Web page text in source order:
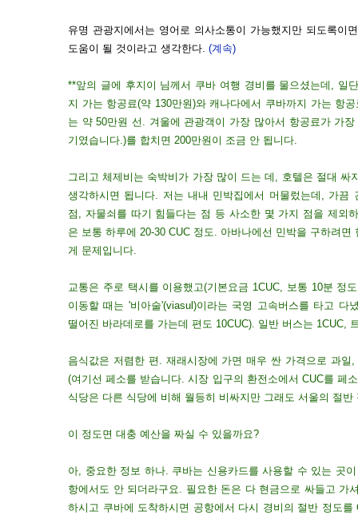
유명 관광지에서는 영어로 의사소통이 가능했지만 되도록이
도움이 될 것이라고 생각한다. (계속)
**앞의 글에 후지이 님께서 쿠바 여행 경비를 물으셨는데, 일
지 가는 항공료(약 130만원)와 캐나다에서 쿠바까지 가는 항
는 약 50만원 선. 겨울에 관광객이 가장 많아서 항공료가 가
기였습니다.)를 합치면 200만원이 조금 안 됩니다.
그리고 체제비는 숙박비가 가장 많이 드는 데, 호텔은 절대 싸
생각하시면 됩니다. 저는 내내 민박집에서 머물렀는데, 가끔
점, 자물쇠를 따기 힘들다는 점 등 사소한 몇 가지 점을 제외
은 보통 하루에 20-30 CUC 정도. 아바나에선 민박을 구하려
게 문제입니다.
교통은 주로 택시를 이용했고(기본요금 1CUC, 보통 10분 정
이동할 때는 '비아술'(viasul)이라는 국영 고속버스를 타고 다
떨어진 바라데로를 가는데 편도 10CUC). 일반 버스는 1CUC,
음식값은 저렴한 편. 재래시장에 가면 매우 싼 가격으로 과
(여기선 페소를 받습니다. 시장 입구의 환전소에서 CUC를 페
식당은 다른 식당에 비해 월등히 비싸지만 그래도 서울의 절
이 정도면 대충 예산을 짜실 수 있을까요?
아, 중요한 정보 하나. 쿠바는 신용카드를 사용할 수 있는 곳
항에서도 안 되더라구요. 필요한 돈은 다 현금으로 싸들고 가
하시고 쿠바에 도착하시면 공항에서 다시 경비의 절반 정도